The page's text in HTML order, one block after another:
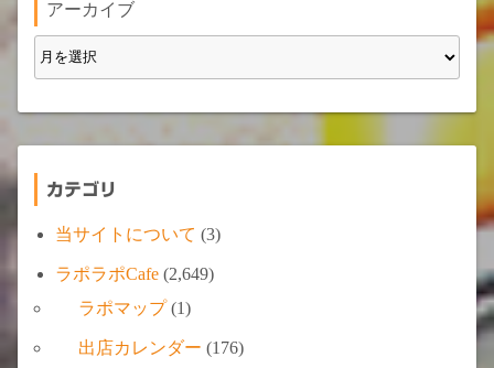
アーカイブ
カテゴリ
当サイトについて (3)
ラポラポCafe (2,649)
ラポマップ(1)
出店カレンダー (176)